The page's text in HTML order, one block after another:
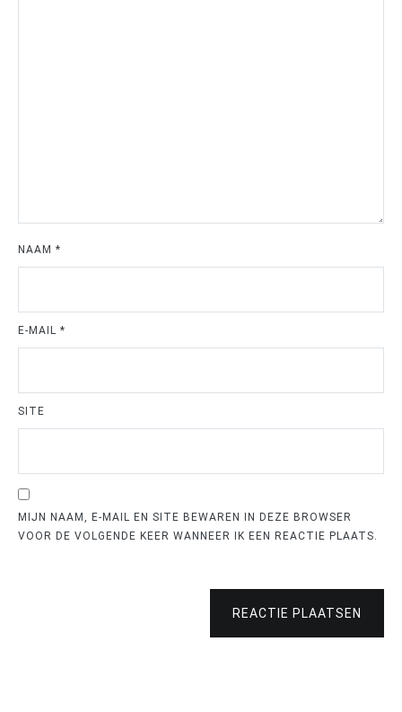
NAAM *
E-MAIL *
SITE
MIJN NAAM, E-MAIL EN SITE BEWAREN IN DEZE BROWSER
VOOR DE VOLGENDE KEER WANNEER IK EEN REACTIE PLAATS.
REACTIE PLAATSEN